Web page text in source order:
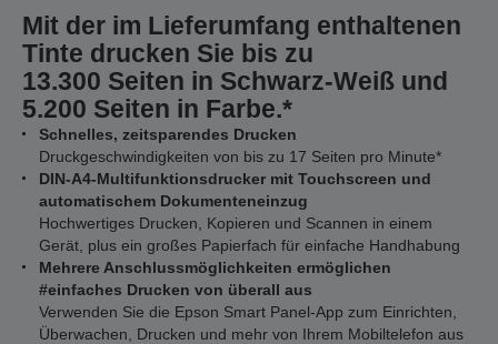
Mit der im Lieferumfang enthaltenen
Tinte drucken Sie bis zu
13.300 Seiten in Schwarz-Weiß und
5.200 Seiten in Farbe.*
Schnelles, zeitsparendes Drucken
Druckgeschwindigkeiten von bis zu 17 Seiten pro Minute*
DIN-A4-Multifunktionsdrucker mit Touchscreen und
automatischem Dokumenteneinzug
Hochwertiges Drucken, Kopieren und Scannen in einem
Gerät, plus ein großes Papierfach für einfache Handhabung
Mehrere Anschlussmöglichkeiten ermöglichen
#einfaches Drucken von überall aus
Verwenden Sie die Epson Smart Panel-App zum Einrichten,
Überwachen, Drucken und mehr von Ihrem Mobiltelefon aus